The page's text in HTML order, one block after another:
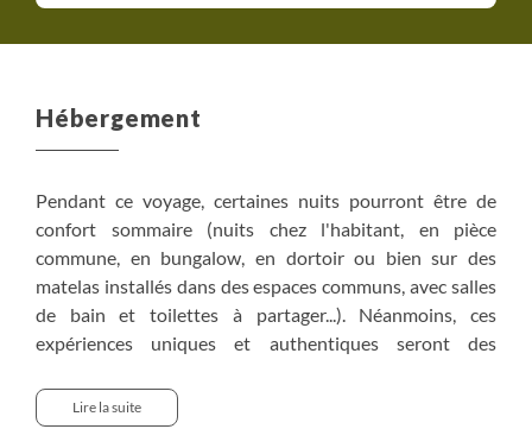
Hébergement
Pendant ce voyage, certaines nuits pourront être de
confort sommaire (nuits chez l'habitant, en pièce
commune, en bungalow, en dortoir ou bien sur des
matelas installés dans des espaces communs, avec salles
de bain et toilettes à partager...). Néanmoins, ces
expériences uniques et authentiques seront des
proposer une immersion dans la nature luxuriante de
Lire la suite